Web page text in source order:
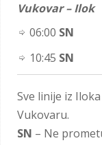
Vukovar – Ilok
06:00 SN
10:45 SN
Sve linije iz
Vukovaru.
SN – Ne